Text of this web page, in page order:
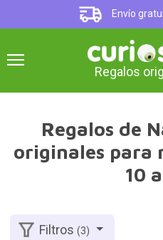
Envío
Regalos
Regalos de
originales para
10
Filtros(3)